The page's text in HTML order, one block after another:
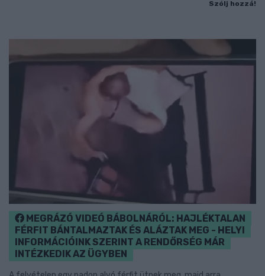
Szólj hozzá!
MEGRÁZÓ VIDEÓ BÁBOLNÁRÓL: HAJLÉKTALAN
FÉRFIT BÁNTALMAZTAK ÉS ALÁZTAK MEG - HELYI
INFORMÁCIÓINK SZERINT A RENDŐRSÉG MÁR
INTÉZKEDIK AZ ÜGYBEN